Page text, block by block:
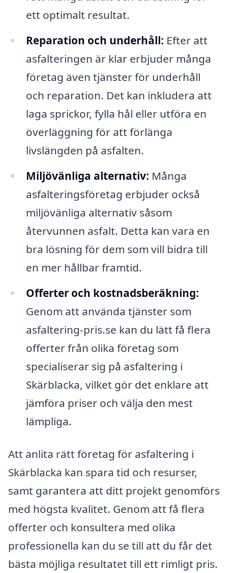
ett optimalt resultat.
Reparation och underhåll: Efter att
asfalteringen är klar erbjuder många
företag även tjänster för underhåll
och reparation. Det kan inkludera att
laga sprickor, fylla hål eller utföra en
överläggning för att förlänga
livslängden på asfalten.
Miljövänliga alternativ: Många
asfalteringsföretag erbjuder också
miljövänliga alternativ såsom
återvunnen asfalt. Detta kan vara en
bra lösning för dem som vill bidra till
en mer hållbar framtid.
Offerter och kostnadsberäkning:
Genom att använda tjänster som
asfaltering-pris.se kan du lätt få flera
offerter från olika företag som
specialiserar sig på asfaltering i
Skärblacka, vilket gör det enklare att
jämföra priser och välja den mest
lämpliga.
Att anlita rätt företag för asfaltering i
Skärblacka kan spara tid och resurser,
samt garantera att ditt projekt genomförs
med högsta kvalitet. Genom att få flera
offerter och konsultera med olika
professionella kan du se till att du får det
bästa möjliga resultatet till ett rimligt pris.